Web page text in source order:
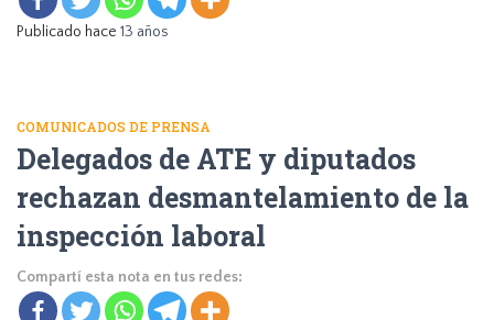
Publicado hace 13 años
COMUNICADOS DE PRENSA
Delegados de ATE y diputados
rechazan desmantelamiento de la
inspección laboral
Compartí esta nota en tus redes: